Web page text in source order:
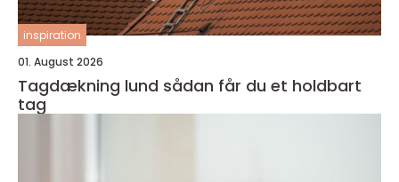
inspiration
01. August 2026
Tagdækning lund sådan får du et holdbart
tag